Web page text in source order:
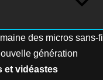
des micros sans-fil
génération
et vidéastes